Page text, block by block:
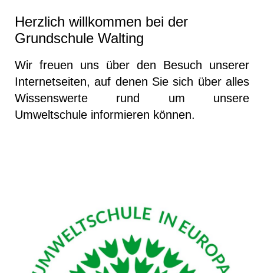
Herzlich willkommen bei der
Grundschule Walting
Wir freuen uns über den Besuch unserer
Internetseiten, auf denen Sie sich über alles
Wissenswerte rund um unsere
Umweltschule informieren können.